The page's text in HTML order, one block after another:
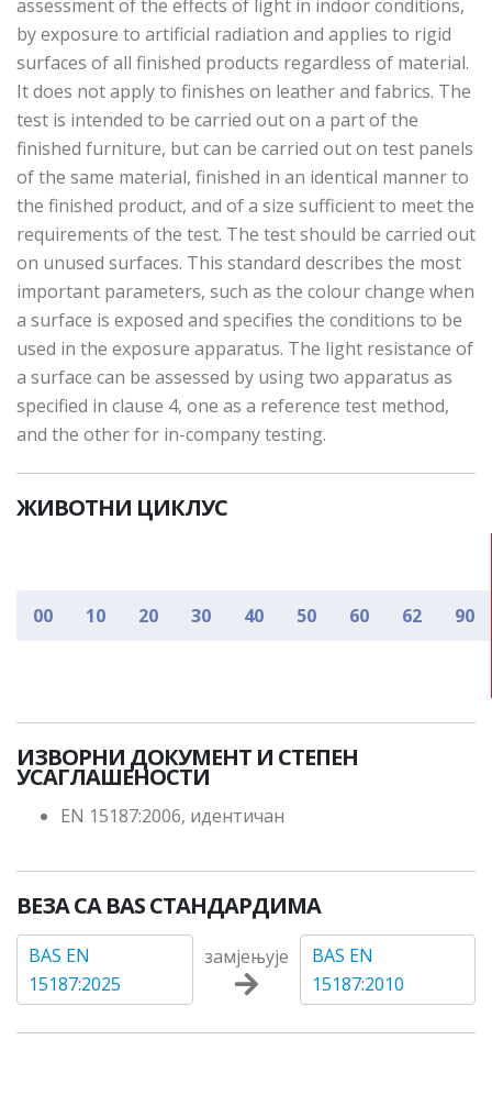
assessment of the effects of light in indoor conditions,
by exposure to artificial radiation and applies to rigid
surfaces of all finished products regardless of material.
It does not apply to finishes on leather and fabrics. The
test is intended to be carried out on a part of the
finished furniture, but can be carried out on test panels
of the same material, finished in an identical manner to
the finished product, and of a size sufficient to meet the
requirements of the test. The test should be carried out
on unused surfaces. This standard describes the most
important parameters, such as the colour change when
a surface is exposed and specifies the conditions to be
used in the exposure apparatus. The light resistance of
a surface can be assessed by using two apparatus as
specified in clause 4, one as a reference test method,
and the other for in-company testing.
ЖИВОТНИ ЦИКЛУС
00 10 20 30 40 50 60 62 90
ИЗВОРНИ ДОКУМЕНТ И СТЕПЕН
УСАГЛАШЕНОСТИ
EN 15187:2006, идентичан
ВЕЗА СА BAS СТАНДАРДИМА
BAS EN
15187:2025
замјењује
BAS EN
15187:2010